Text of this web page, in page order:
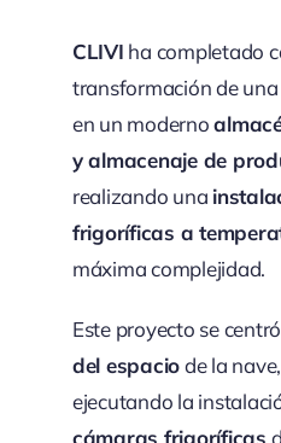
CLIVI ha completado
transformación de
en un moderno
y almacenaje de
realizando una
frigoríficas a
máxima complejidad.
Este proyecto se
del espaciode la
ejecutando la
cámaras frigoríficas